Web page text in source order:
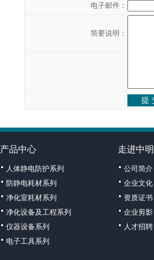
电子邮件：
简要说明：
产品中心
人体静电防护系列
防静电耗材系列
净化室耗材系列
净化设备及工程系列
仪器设备系列
电子工具系列
走进中明
公司简介
企业文化
资质证书
企业剪影
人才招聘